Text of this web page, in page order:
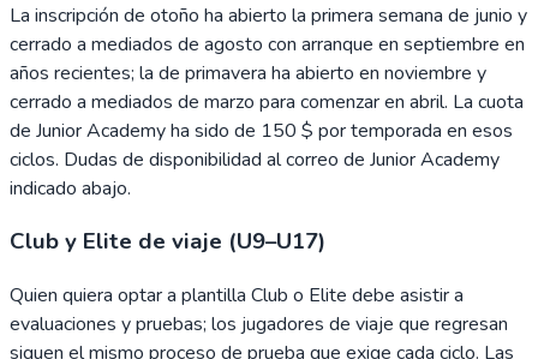
La inscripción de otoño ha abierto la primera semana de junio y
cerrado a mediados de agosto con arranque en septiembre en
años recientes; la de primavera ha abierto en noviembre y
cerrado a mediados de marzo para comenzar en abril. La cuota
de Junior Academy ha sido de 150 $ por temporada en esos
ciclos. Dudas de disponibilidad al correo de Junior Academy
indicado abajo.
Club y Elite de viaje (U9–U17)
Quien quiera optar a plantilla Club o Elite debe asistir a
evaluaciones y pruebas; los jugadores de viaje que regresan
siguen el mismo proceso de prueba que exige cada ciclo. Las